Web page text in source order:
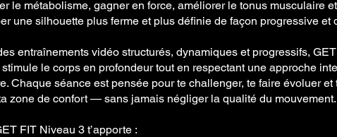
le métabolisme, gagner en force, améliorer le tonus musculaire et
une silhouette plus ferme et plus définie de façon progressive et
entraînements vidéo structurés, dynamiques et progressifs,
le corps en profondeur tout en respectant une approche
Chaque séance est pensée pour te challenger, te faire évoluer et
zone de confort — sans jamais négliger la qualité du mouvement.
FIT Niveau 3 t’apporte :